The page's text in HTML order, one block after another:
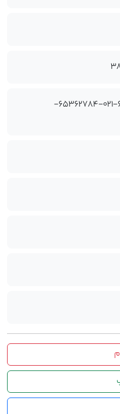
شماره های تماس : 021-65366181-021-65362784-